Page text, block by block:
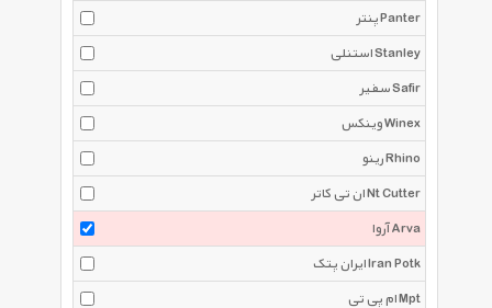
پنتر Panter
استنلی Stanley
سفیر Safir
وینکس Winex
رینو Rhino
ان تی کاتر Nt Cutter
آروا Arva
ایران پتک Iran Potk
ام پی تی Mpt